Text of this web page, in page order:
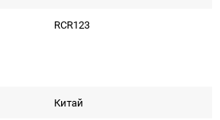
RCR123
Китай